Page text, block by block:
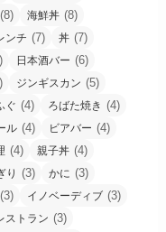
(8) 海鮮丼 (8)
ンチ (7) 丼 (7)
日本酒バー (6)
ジンギスカン (5)
ぐ (4) ろばた焼き (4)
ル (4) ビアバー (4)
(4) 親子丼 (4)
り (3) かに (3)
(3) イノベーディブ (3)
ストラン (3)